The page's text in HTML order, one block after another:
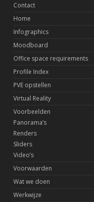
Contact
Home
Infographics
Moodboard
Office space requirements
Profile Index
PVE opstellen
Virtual Reality
Voorbeelden
Panorama’s
Renders
Sliders
Video’s
Voorwaarden
Wat we doen
Werkwijze